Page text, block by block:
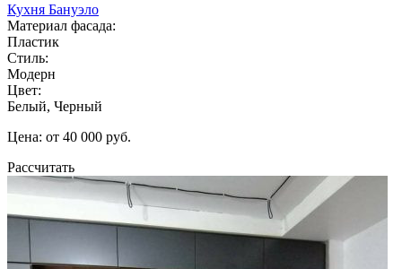
Кухня Бануэло
Материал фасада:
Пластик
Стиль:
Модерн
Цвет:
Белый, Черный
Цена: от 40 000 руб.
Рассчитать